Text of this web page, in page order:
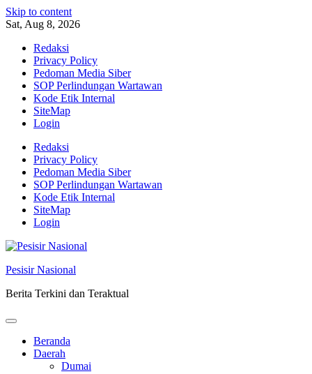
Skip to content
Sat, Aug 8, 2026
Redaksi
Privacy Policy
Pedoman Media Siber
SOP Perlindungan Wartawan
Kode Etik Internal
SiteMap
Login
Redaksi
Privacy Policy
Pedoman Media Siber
SOP Perlindungan Wartawan
Kode Etik Internal
SiteMap
Login
Pesisir Nasional
Berita Terkini dan Teraktual
Beranda
Daerah
Dumai